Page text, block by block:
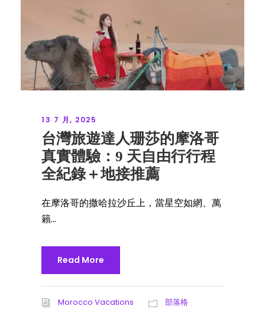
13 7 月, 2025
台灣旅遊達人珊莎的摩洛哥
真實體驗：9 天自由行行程
全紀錄＋地接推薦
在摩洛哥的撒哈拉沙丘上，當星空如網、萬
籟...
Read More
Morocco Vacations 部落格